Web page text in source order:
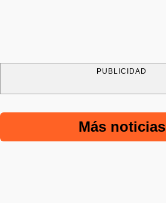
PUBLICIDAD
Más noticias